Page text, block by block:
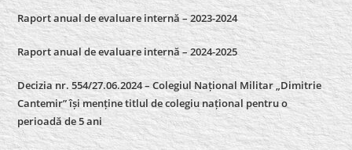
Raport anual de evaluare internă – 2023-2024
Raport anual de evaluare internă –2024-2025
Decizia nr. 554/27.06.2024 – Colegiul Național Militar „Dimitrie
Cantemir” își menține titlul de colegiu național pentru o
perioadă de 5 ani